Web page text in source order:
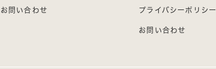
お問い合わせ プライバシーポリシー
お問い合わせ